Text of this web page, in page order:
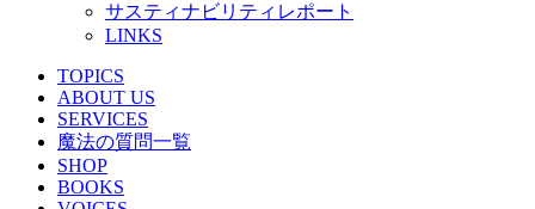
サスティナビリティレポート
LINKS
TOPICS
ABOUT US
SERVICES
魔法の質問一覧
SHOP
BOOKS